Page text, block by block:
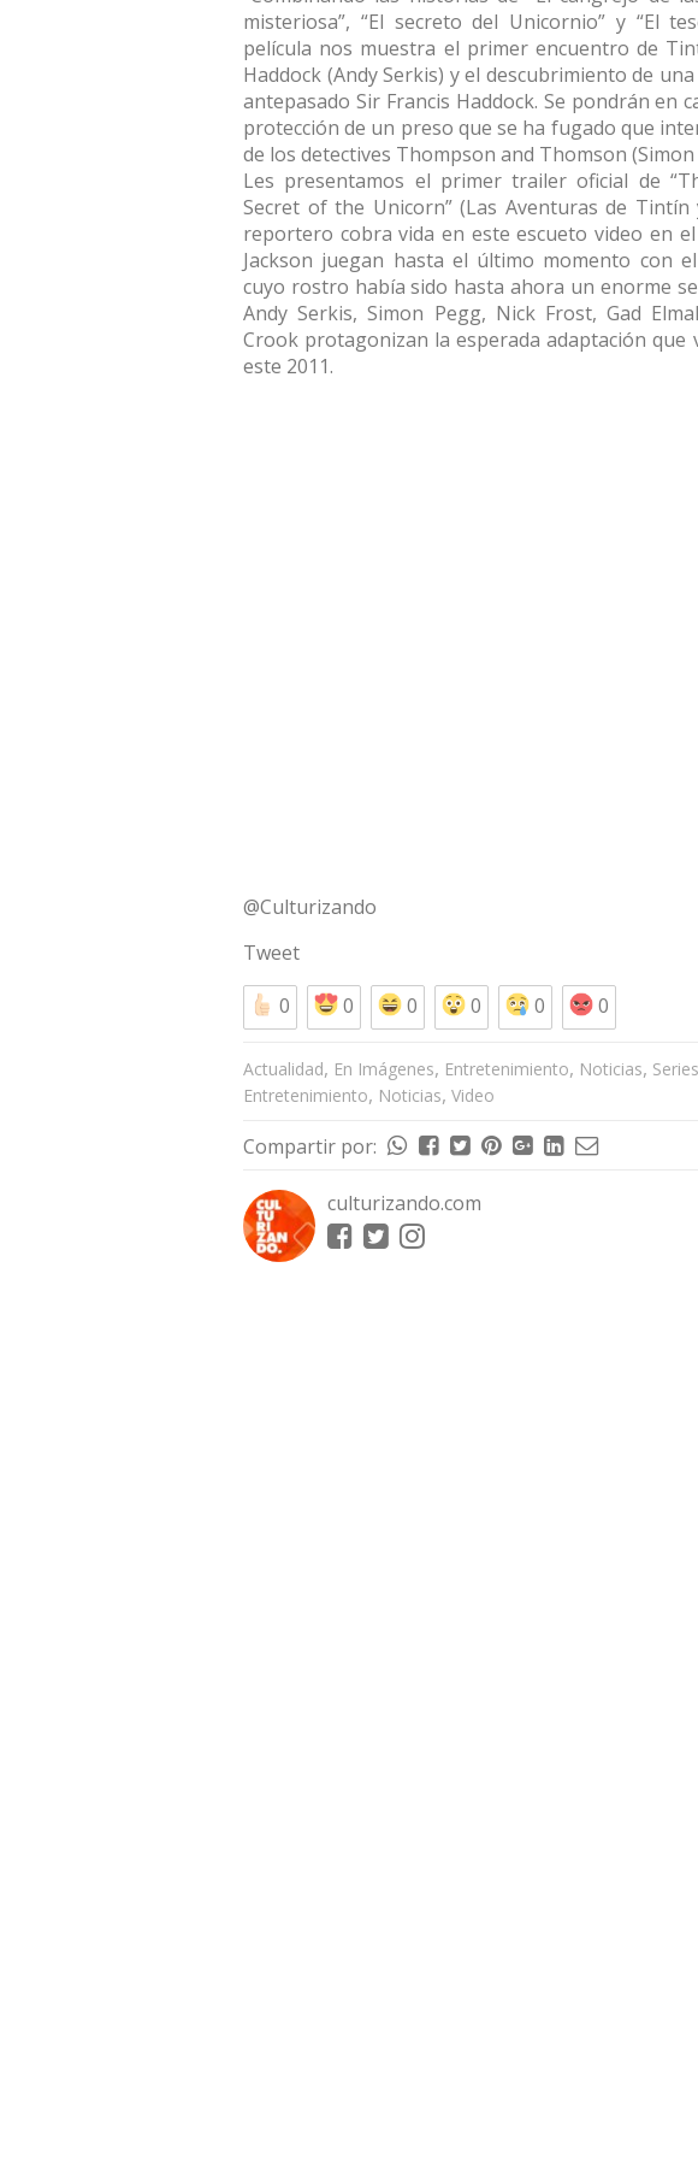
misteriosa”, “El secreto del Unicornio” y “El
película nos muestra el primer encuentro de
Haddock (Andy Serkis) y el descubrimiento de
antepasado Sir Francis Haddock. Se pondrán en
protección de un preso que se ha fugado que
de los detectives Thompson and Thomson (Simon
Les presentamos el primer trailer oficial de
Secret of the Unicorn” (Las Aventuras de
reportero cobra vida en este escueto video en
Jackson juegan hasta el último momento con
cuyo rostro había sido hasta ahora un enorme
Andy Serkis, Simon Pegg, Nick Frost, Gad
Crook protagonizan la esperada adaptación que
este 2011.
@Culturizando
Tweet
0
0 0 0 0 0
Actualidad, En Imágenes, Entretenimiento, Noticias,
Entretenimiento, Noticias, Video
Compartir por:
culturizando.com